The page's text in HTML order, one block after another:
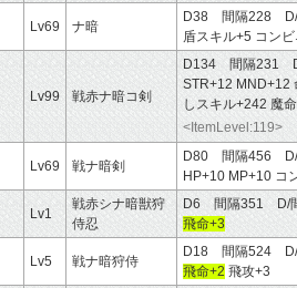
Lv69 ナ暗
D38 間隔228
盾スキル+5 コン
Lv99 戦赤ナ暗コ剣
D134 間隔231
STR+12 MND+12
しスキル+242 魔
<ItemLevel:119>
Lv69 戦ナ暗剣
D80 間隔456
HP+10 MP+10 コ
Lv1
戦赤シナ暗獣狩
侍忍
D6 間隔351 D/
飛命+3
Lv5 戦ナ暗狩侍
D18 間隔524
飛命+2 飛攻+3